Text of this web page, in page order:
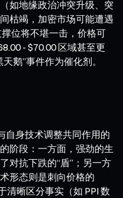
如地缘政治冲突升级、突
枯竭，加密市场可能遭遇
位将不堪一击，价格可
- $70.00 区域甚至更
鹅”事件作为催化剂。
自身技术调整共同作用的
阶段：一方面，强劲的生
对抗下跌的“盾”；另一方
形态则是刺向价格的
清晰区分事实（如 PPI 数